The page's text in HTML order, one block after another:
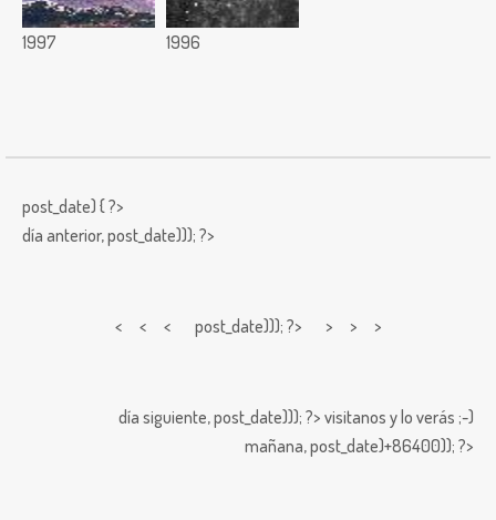
1997 1996
post_date) { ?>
día anterior,post_date))); ?>
< < < post_date))); ?> > > >
día siguiente,post_date))); ?> visitanos y lo verás ;-)
mañana,post_date)+86400)); ?>